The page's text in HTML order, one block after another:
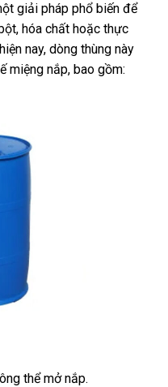
giải pháp phổ biến để
hóa chất hoặc thực
nay, dòng thùng này
miệng nắp, bao gồm:
thể mở nắp.